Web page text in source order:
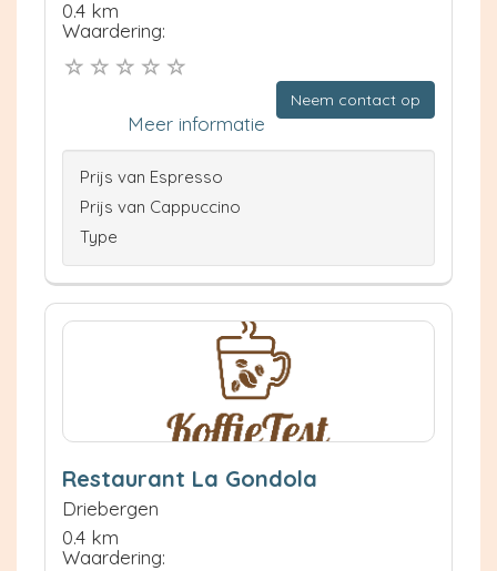
0.4 km
Waardering:
Neem contact op
Meer informatie
Prijs van Espresso
Prijs van Cappuccino
Type
Restaurant La Gondola
Driebergen
0.4 km
Waardering: